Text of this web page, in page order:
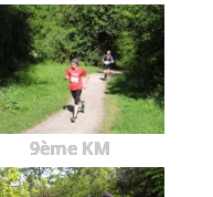
9ème KM